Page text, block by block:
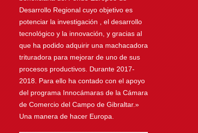
Desarrollo Regional cuyo objetivo es
potenciar la investigación , el desarrollo
tecnológico y la innovación, y gracias al
que ha podido adquirir una machacadora
trituradora para mejorar de uno de sus
procesos productivos. Durante 2017-
2018. Para ello ha contado con el apoyo
del programa Innocámaras de la Cámara
de Comercio del Campo de Gibraltar.»
Una manera de hacer Europa.